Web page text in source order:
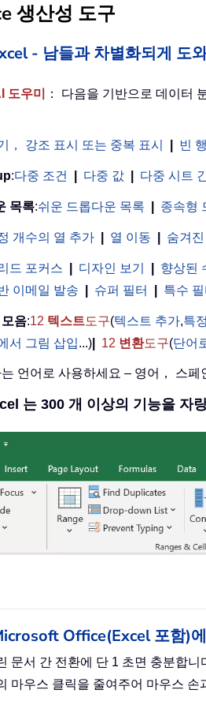
생산성 도구
- 남들과 차별화되게 도
도우미 ： 다음을 기반으로 데이터
， 강조 표시 또는 중복 표시 빈
:다중 조건 다중 값 다중 시트
목록:쉬운 드롭다운 목록 종속형
개수의 열 추가 열 이동 숨겨
드 포커스 디자인 보기 향상된
이메일 발송 슈퍼 필터 특수 필
음:12 텍스트도구(텍스트 추가,특
서 그림 삽입...) 12 변환도구(단어
언어로 사용하세요 – 영어， 스
는 300 개 이상의 기능을 자랑
Office(Excel 포함)
문서 간 전환에 단 1 초면 충분합니
마우스 클릭을 줄여주어 마우스 손